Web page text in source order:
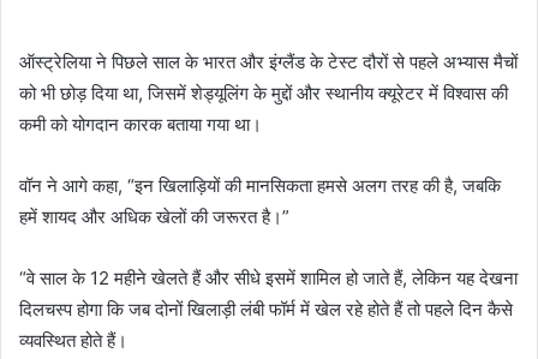
ऑस्ट्रेलिया ने पिछले साल के भारत और इंग्लैंड के टेस्ट दौरों से पहले अभ्यास मैचों
को भी छोड़ दिया था, जिसमें शेड्यूलिंग के मुद्दों और स्थानीय क्यूरेटर में विश्वास की
कमी को योगदान कारक बताया गया था।
वॉन ने आगे कहा, “इन खिलाड़ियों की मानसिकता हमसे अलग तरह की है, जबकि
हमें शायद और अधिक खेलों की जरूरत है।”
“वे साल के 12 महीने खेलते हैं और सीधे इसमें शामिल हो जाते हैं, लेकिन यह देखना
दिलचस्प होगा कि जब दोनों खिलाड़ी लंबी फॉर्म में खेल रहे होते हैं तो पहले दिन कैसे
व्यवस्थित होते हैं।